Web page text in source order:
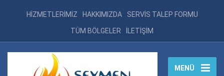
HİZMETLERİMİZ HAKKIMIZDA SERVİS TALEP FORMU
TÜM BÖLGELER İLETİŞİM
MENÜ